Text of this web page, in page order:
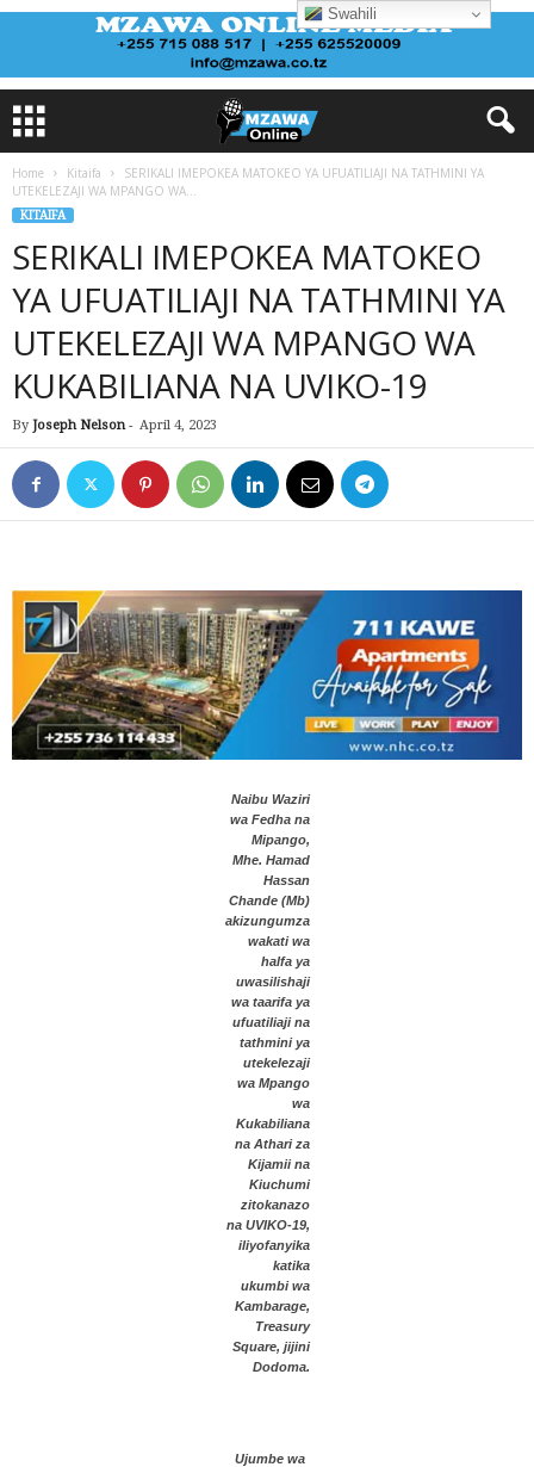
Home Kitaifa
SERIKALI IMEPOKEA MATOKEO YA UFUATILIAJI NA TATHMINI YA
UTEKELEZAJI WA MPANGO WA...
KITAIFA
SERIKALI IMEPOKEA MATOKEO
YA UFUATILIAJI NA TATHMINI YA
UTEKELEZAJI WA MPANGO WA
KUKABILIANA NA UVIKO-19
By Joseph Nelson- April 4, 2023
Naibu Waziri
wa Fedha na
Mipango,
Mhe. Hamad
Hassan
Chande (Mb)
akizungumza
wakati wa
halfa ya
uwasilishaji
wa taarifa ya
ufuatiliaji na
tathmini ya
utekelezaji
wa Mpango
wa
Kukabiliana
na Athari za
Kijamii na
Kiuchumi
zitokanazo
na UVIKO-19,
iliyofanyika
katika
ukumbi wa
Kambarage,
Treasury
Square, jijini
Dodoma.
Ujumbe wa
Swahili